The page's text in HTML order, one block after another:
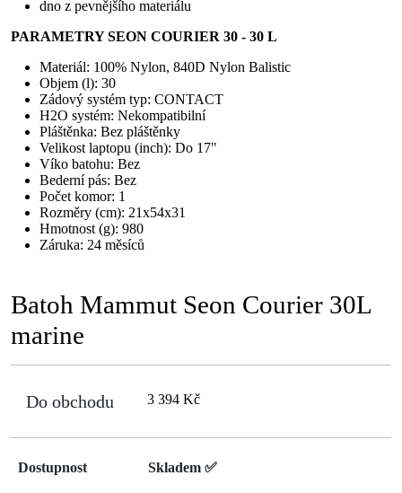
dno z pevnějšího materiálu
PARAMETRY SEON COURIER 30 - 30 L
Materiál: 100% Nylon, 840D Nylon Balistic
Objem (l): 30
Zádový systém typ: CONTACT
H2O systém: Nekompatibilní
Pláštěnka: Bez pláštěnky
Velikost laptopu (inch): Do 17"
Víko batohu: Bez
Bederní pás: Bez
Počet komor: 1
Rozměry (cm): 21x54x31
Hmotnost (g): 980
Záruka: 24 měsíců
Batoh Mammut Seon Courier 30L
marine
Do obchodu 3 394 Kč
Dostupnost
Skladem ✅